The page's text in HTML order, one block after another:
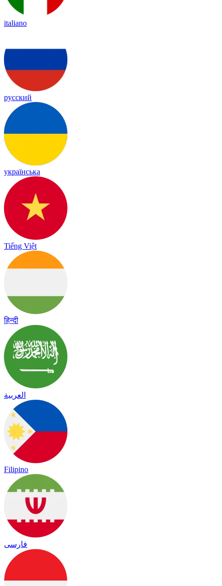
italiano
русский
українська
Tiếng Việt
हिन्दी
العربية
Filipino
فارسی